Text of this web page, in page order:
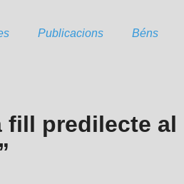
Publicacions Béns
fill predilecte al